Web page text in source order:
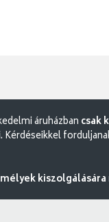
áruházban csak